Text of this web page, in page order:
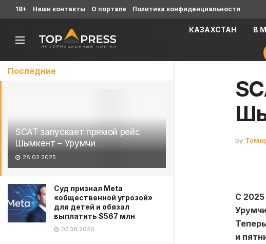
Последние
SCAT запускает прямой рейс
Шымкент – Урумчи
28.02.2025
Суд признал Meta
«общественной угрозой»
для детей и обязал
выплатить $567 млн
07.08.2026
18+ Наши контакты О портале Политика конфиденциальности
КАЗАХСТАН В
by
С
и